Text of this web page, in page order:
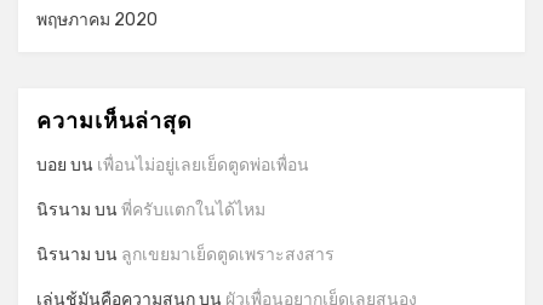
พฤษภาคม 2020
ความเห็นล่าสุด
บอย บน เพื่อนไม่อยู่เลยเย็ดตูดพ่อเพื่อน
นิรนาม บนพี่ครับแตกในได้ไหม
นิรนาม บน ลูกเขยมาเย็ดตูดเพราะสงสาร
เล่นชู้มันคือความสนุกบน ผัวเพื่อนอยากเย็ดเลยสนอง